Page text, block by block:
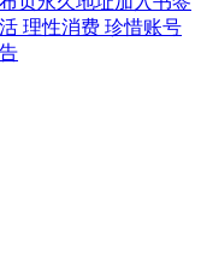
理性消费 珍惜账号